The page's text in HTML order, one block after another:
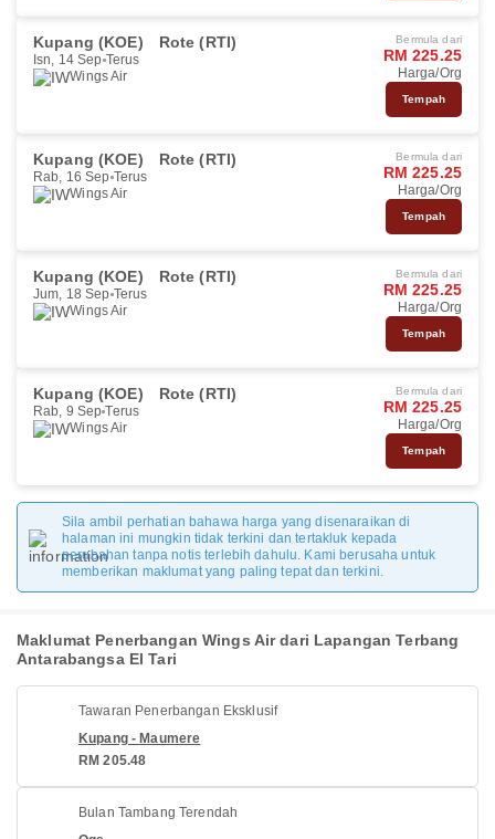
Kupang (KOE) Rote (RTI)
Isn, 14 Sep Terus
Wings Air
Bermula dari
RM 225.25
Harga/Org
Tempah
Kupang (KOE) Rote (RTI)
Rab, 16 Sep Terus
Wings Air
Bermula dari
RM 225.25
Harga/Org
Tempah
Kupang (KOE) Rote (RTI)
Jum, 18 Sep Terus
Wings Air
Bermula dari
RM 225.25
Harga/Org
Tempah
Kupang (KOE) Rote (RTI)
Rab, 9 Sep Terus
Wings Air
Bermula dari
RM 225.25
Harga/Org
Tempah
Sila ambil perhatian bahawa harga yang disenaraikan di
halaman ini mungkin tidak terkini dan tertakluk kepada
perubahan tanpa notis terlebih dahulu. Kami berusaha untuk
memberikan maklumat yang paling tepat dan terkini.
Maklumat Penerbangan Wings Air dari Lapangan Terbang
Antarabangsa El Tari
Tawaran Penerbangan Eksklusif
Kupang - Maumere
RM 205.48
Bulan Tambang Terendah